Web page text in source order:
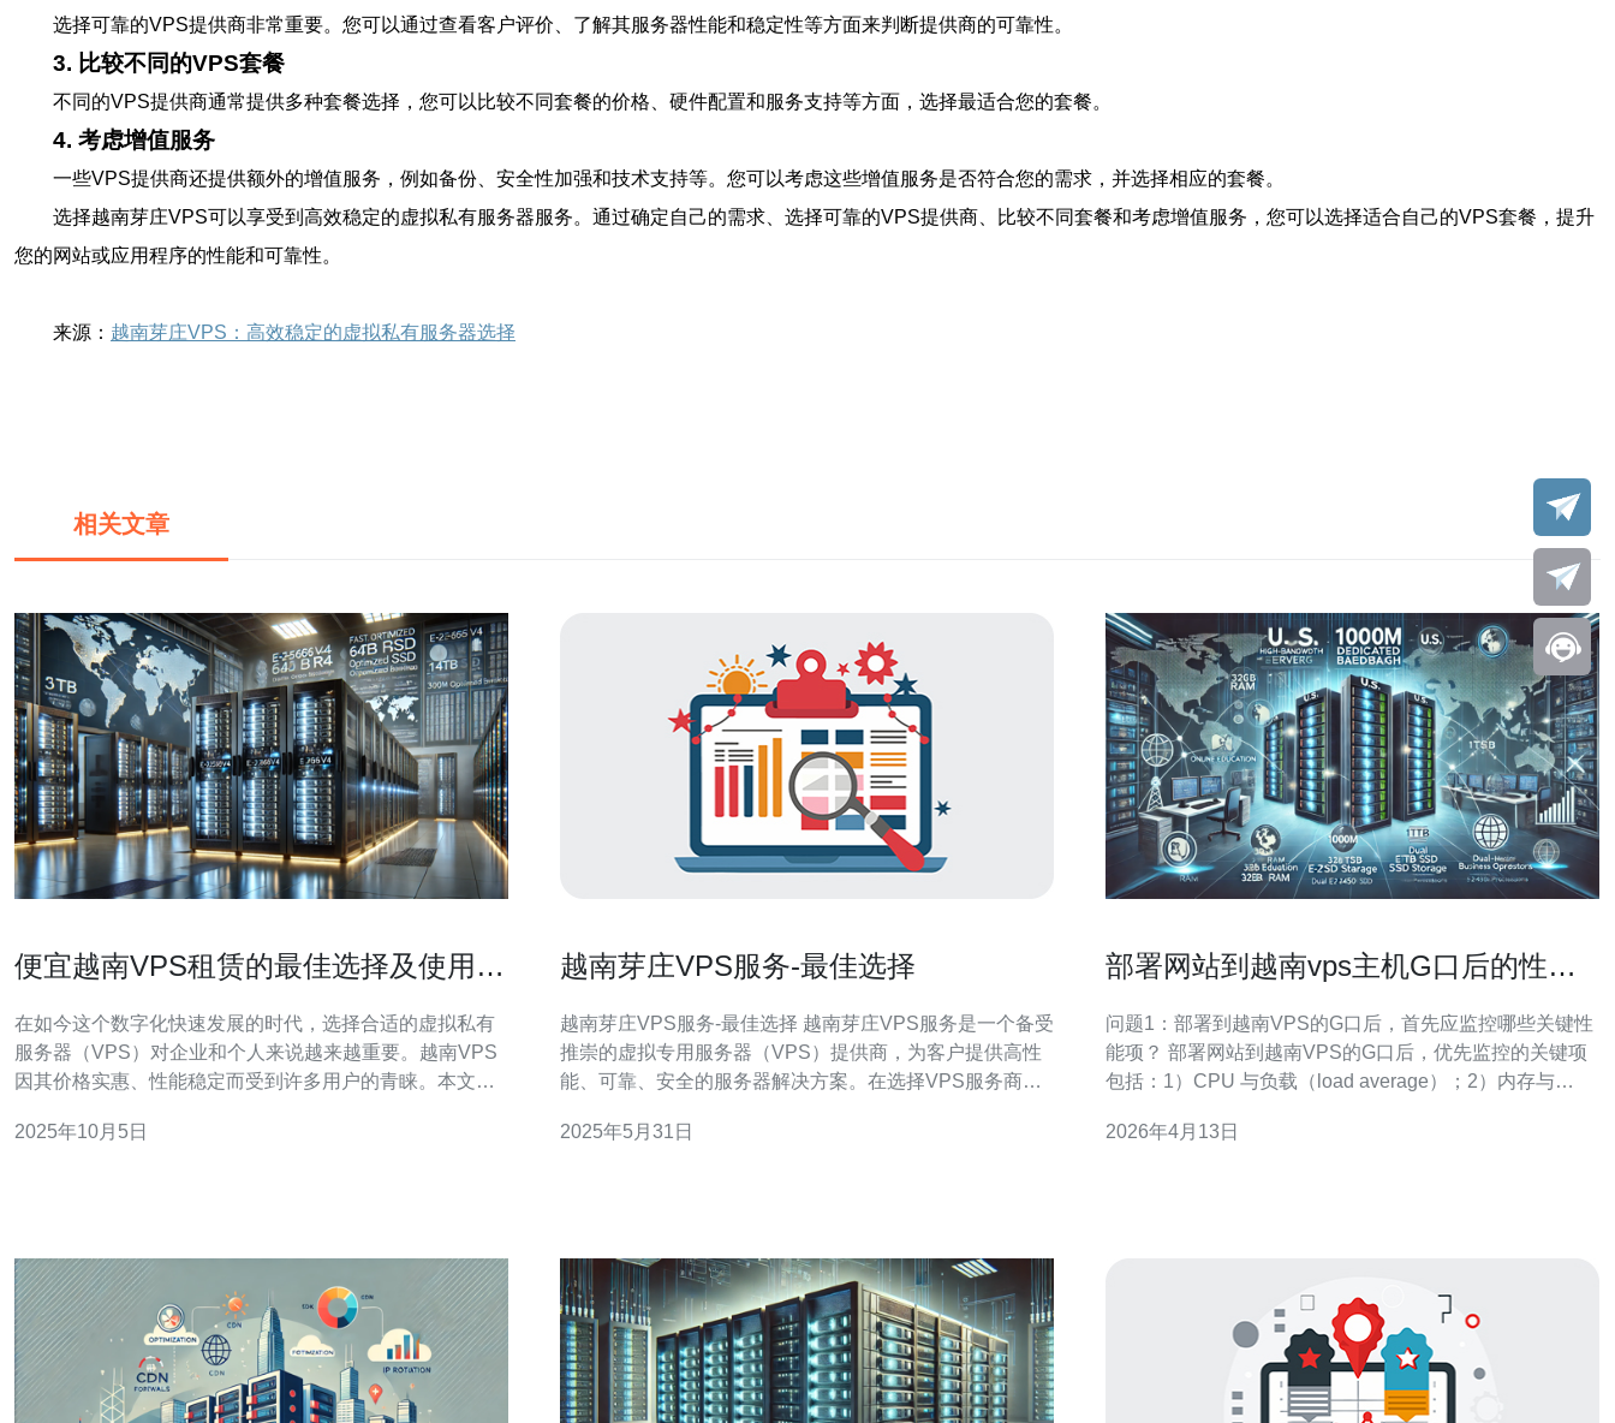
选择可靠的VPS提供商非常重要。您可以通过查看客户评价、了解其服务器性能和稳定性等方面来判断提供商的可靠性。
3. 比较不同的VPS套餐
不同的VPS提供商通常提供多种套餐选择，您可以比较不同套餐的价格、硬件配置和服务支持等方面，选择最适合您的套餐。
4. 考虑增值服务
一些VPS提供商还提供额外的增值服务，例如备份、安全性加强和技术支持等。您可以考虑这些增值服务是否符合您的需求，并选择相应的套餐。
选择越南芽庄VPS可以享受到高效稳定的虚拟私有服务器服务。通过确定自己的需求、选择可靠的VPS提供商、比较不同套餐和考虑增值服务，您可以选择适合自己的VPS套餐，提升
您的网站或应用程序的性能和可靠性。
来源： 越南芽庄VPS：高效稳定的虚拟私有服务器选择
相关文章
便宜越南VPS租赁的最佳选择及使用技
在如今这个数字化快速发展的时代，选择合适的虚拟私有
服务器（VPS）对企业和个人来说越来越重要。越南VPS
因其价格实惠、性能稳定而受到许多用户的青睐。本文将
助您在网络世界中立于不败之地。 首先，什么是VPS？虚
2025年10月5日
越南芽庄VPS服务-最佳选择
越南芽庄VPS服务-最佳选择 越南芽庄VPS服务是一个备受
推崇的虚拟专用服务器（VPS）提供商，为客户提供高性
能、可靠、安全的服务器解决方案。在选择VPS服务商
服务采用先进的硬件设备和技术，确保服务器的高性能和
2025年5月31日
部署网站到越南vps主机G口后的性能
问题1：部署到越南VPS的G口后，首先应监控哪些关键性
能项？ 部署网站到越南VPS的G口后，优先监控的关键项
包括：1）CPU 与负载（load average）；2）内存与
丢包（TX/RX、错误、丢包率）；5）应用层响应时间
2026年4月13日